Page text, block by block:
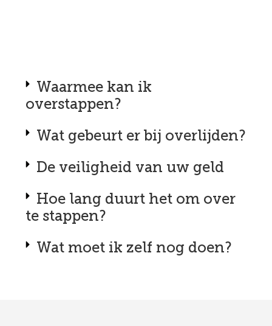
Waarmee kan ik
overstappen?
Wat gebeurt er bij overlijden?
De veiligheid van uw geld
Hoe lang duurt het om over
te stappen?
Wat moet ik zelf nog doen?